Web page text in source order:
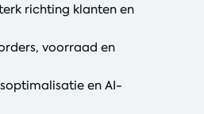
richting klanten en
voorraad en
en AI-